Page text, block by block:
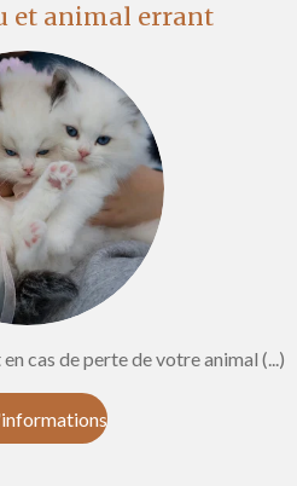
et animal errant
cas de perte de votre animal (...)